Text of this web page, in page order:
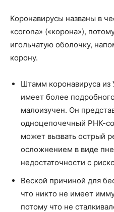
Коронавирусы названы в
«corona» («корона»),
игольчатую оболочку,
корону.
Штамм коронавируса из
имеет более
малоизучен. Он
одноцепочечный РНК-
может вызвать острый
осложнением в виде
недостаточности с
Веской причиной для
что никто не имеет
потому что не